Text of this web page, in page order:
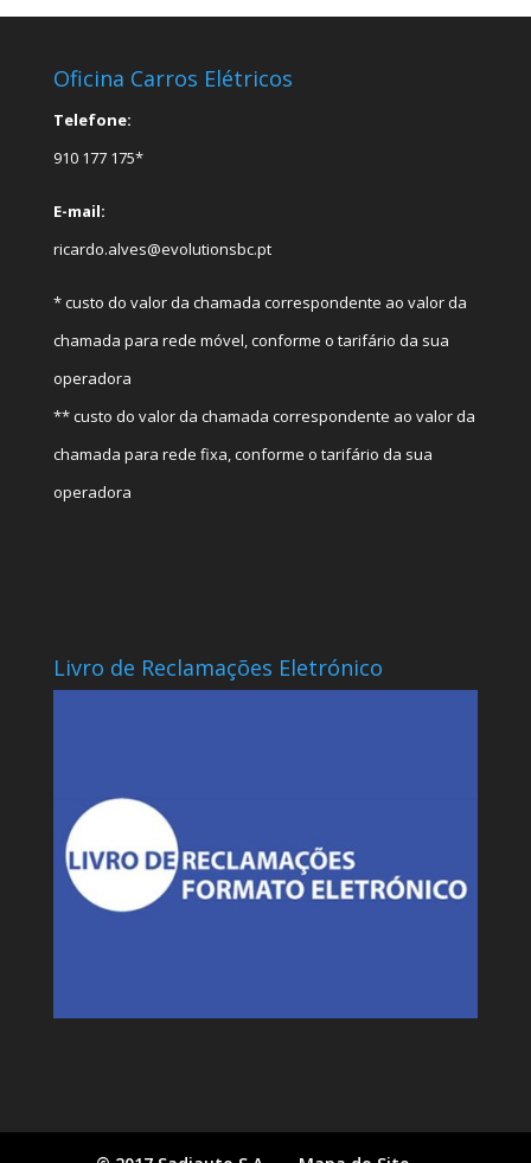
Oficina Carros Elétricos
Telefone:
910 177 175*
E-mail:
ricardo.alves@evolutionsbc.pt
* custo do valor da chamada correspondente ao valor da
chamada para rede móvel, conforme o tarifário da sua
operadora
** custo do valor da chamada correspondente ao valor da
chamada para rede fixa, conforme o tarifário da sua
operadora
Livro de Reclamações Eletrónico